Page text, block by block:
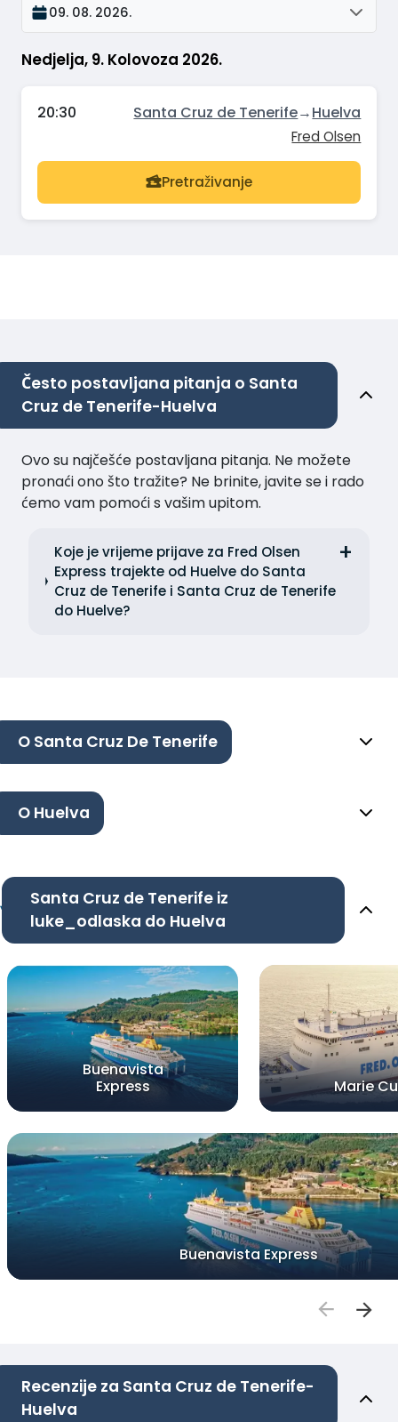
Nedjelja, 9. Kolovoza 2026.
09. 08. 2026.
20:30 Santa Cruz de Tenerife→Huelva
Fred Olsen
Pretraživanje
Često postavljana pitanja o Santa
Cruz de Tenerife-Huelva
Ovo su najčešće postavljana pitanja. Ne možete
pronaći ono što tražite? Ne brinite, javite se i rado
ćemo vam pomoći s vašim upitom.
Koje je vrijeme prijave za Fred Olsen
Express trajekte od Huelve do Santa
Cruz de Tenerife i Santa Cruz de Tenerife
do Huelve?
O Santa Cruz De Tenerife
O Huelva
Santa Cruz de Tenerife iz
luke_odlaska do Huelva
Buenavista
Express
Marie
Buenavista Express
Recenzije za Santa Cruz de Tenerife-
Huelva